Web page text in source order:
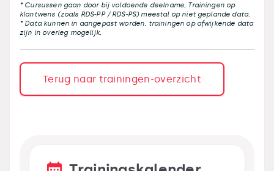
* Cursussen gaan door bij voldoende deelname, Trainingen op
klantwens (zoals RDS-PP / RDS-PS) meestal op niet geplande data.
* Data kunnen in aangepast worden, trainingen op afwijkende data
zijn in overleg mogelijk.
Terug naar trainingen-overzicht